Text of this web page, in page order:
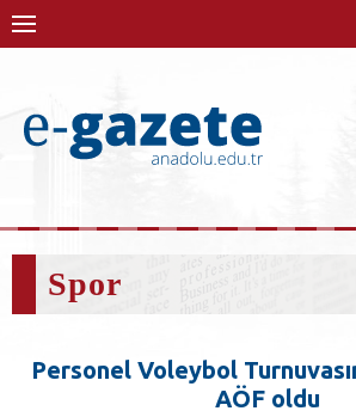
Spor
Personel Voleybol
AÖF oldu